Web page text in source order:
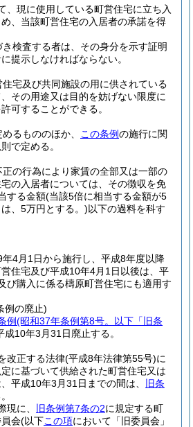
、現に使用している町営住宅に立ち入
、当該町営住宅の入居者の承諾を得
検査する者は、その身分を示す証明
提示しなければならない。
宅及び共同施設の用に供されている
その用途又は目的を妨げない限度に
可することができる。
めるもののほか、 この条例の施行に関
で定める。
の行為により家賃の全部又は一部の
の入居者については、その徴収を免
する金額(当該5倍に相当する金額が5
、5万円とする。)以下の過料を科す
年4月1日から施行し、平成8年度以降
住宅及び平成10年4月1日以後は、平
び購入に係る檮原町営住宅にも適用す
例の廃止)
例(昭和37年条例第8号。以下「旧条
成10年3月31日廃止する。
改正する法律(平成8年法律第55号)に
に基づいて供給された町営住宅又は
平成10年3月31日までの間は、
旧条
現に、 旧条例第7条の2に規定する町
会(以下この項において「旧委員会」